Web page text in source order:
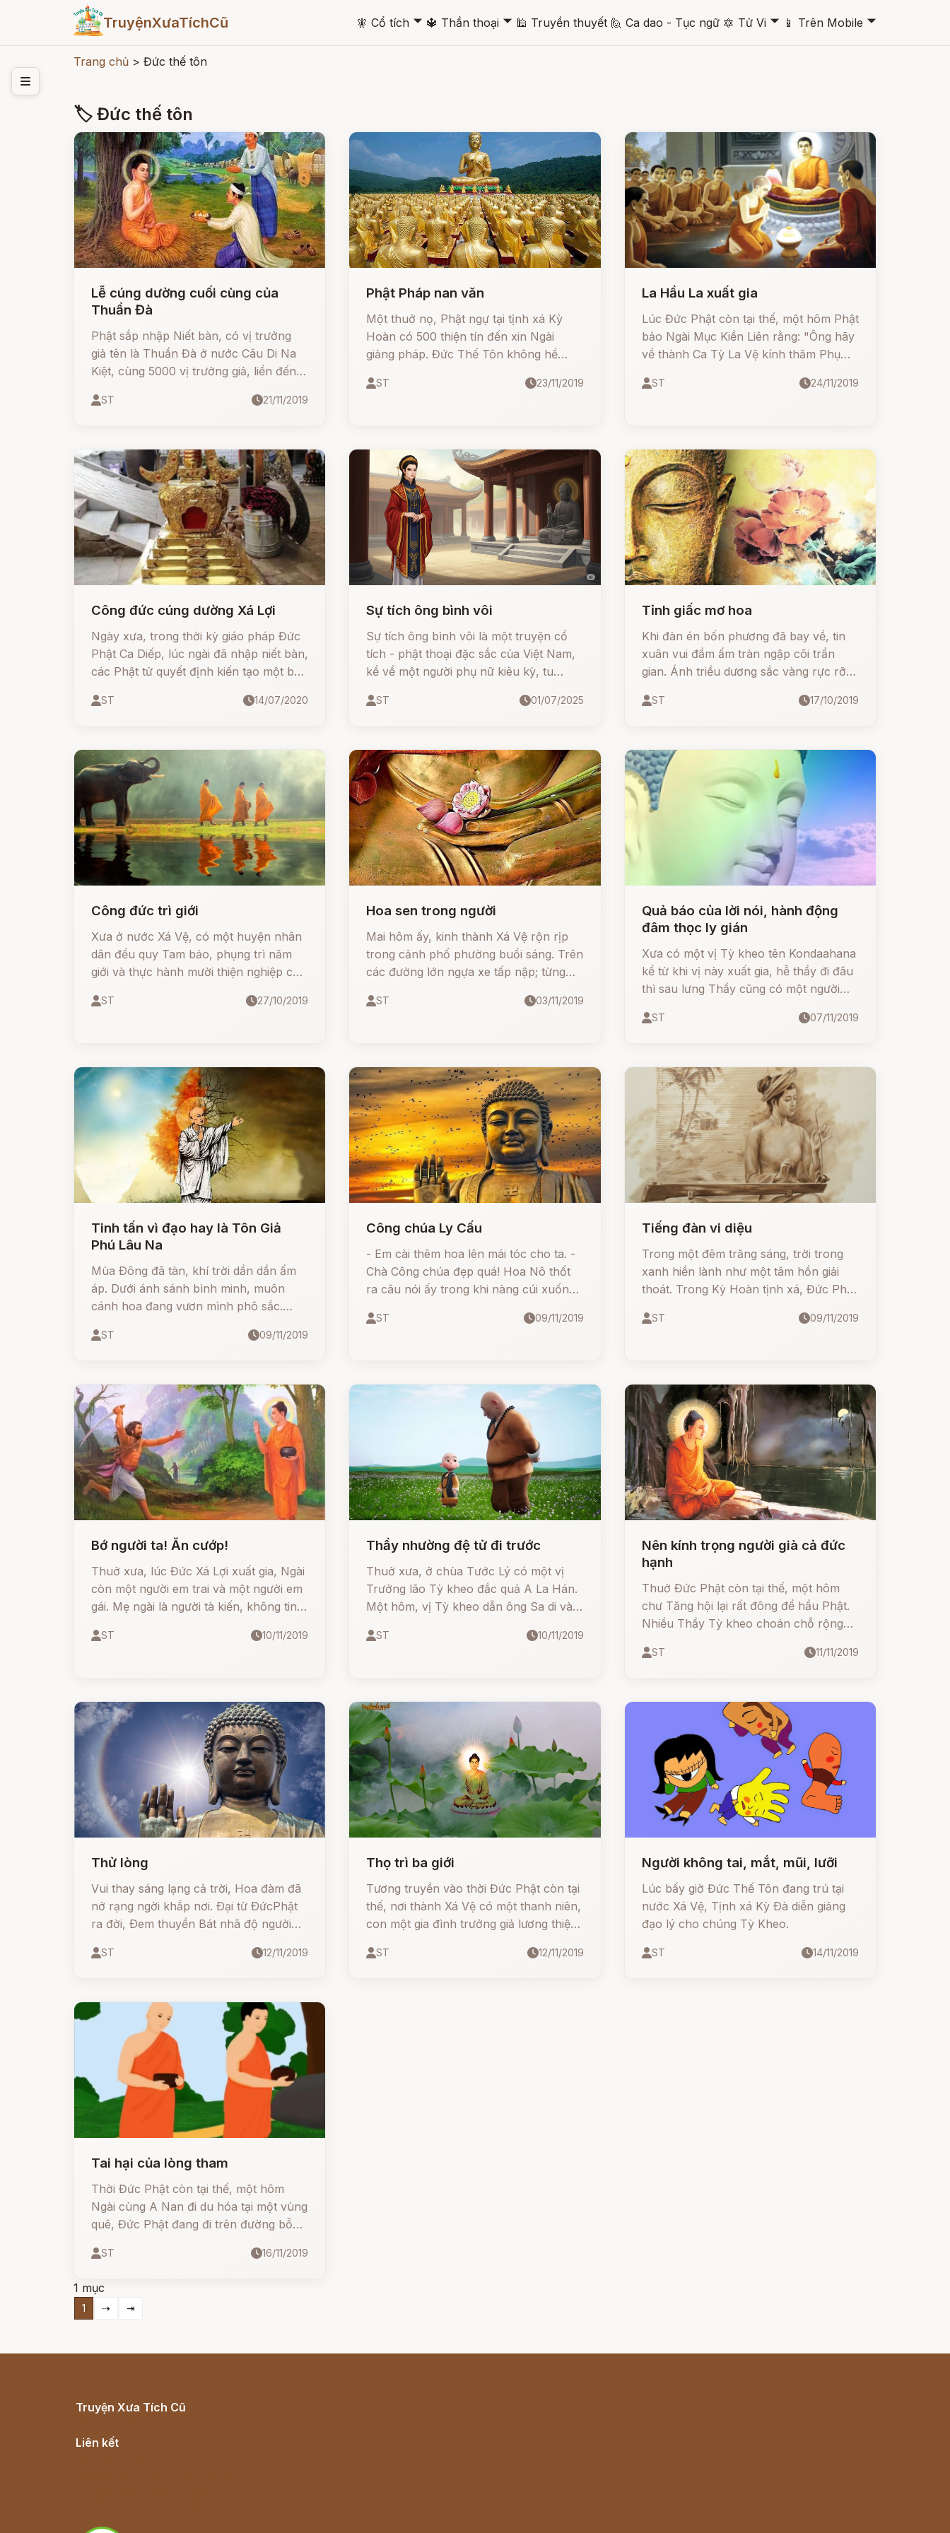
TruyệnXưaTíchCũ 🧚 Cổ tích 🞃 🔱 Thần thoại 🞃 🕌 Truyền thuyết 🙋 Ca dao - Tục ngữ 🔯 Tử Vi 🞃 📱 Trên Mobile 🞃
Trang chủ > Đức thế tôn
🏷 Đức thế tôn
Lễ cúng dường cuối cùng của
Thuần Đà
Phật sắp nhập Niết bàn, có vị trưởng
giả tên là Thuần Đà ở nước Câu Di Na
Kiệt, cùng 5000 vị trưởng giả, liền đến
ST 21/11/2019
Phật Pháp nan văn
Một thuở nọ, Phật ngự tại tịnh xá Kỳ
Hoàn có 500 thiện tín đến xin Ngài
giảng pháp. Đức Thế Tôn không hề
ST 23/11/2019
La Hầu La xuất gia
Lúc Đức Phật còn tại thế, một hôm Phật
bảo Ngài Mục Kiền Liên rằng: "Ông hãy
về thành Ca Tỳ La Vệ kính thăm Phụ
ST 24/11/2019
Công đức cúng dường Xá Lợi
Ngày xưa, trong thời kỳ giáo pháp Đức
Phật Ca Diếp, lúc ngài đã nhập niết bàn,
các Phật tử quyết định kiến tạo một bảo
một do tuần, để tôn thờ Xá Lợi của Ngài.
ST 14/07/2020
Sự tích ông bình vôi
Sự tích ông bình vôi là một truyện cổ
tích - phật thoại đặc sắc của Việt Nam,
kể về một người phụ nữ kiêu kỳ, tu
cay đắng khi hóa thành chiếc bình vôi.
chú tiểu thành tâm, được đức Phật cảm
hóa. Đây là câu chuyện mang đậm màu
sắc giáo dục, răn dạy về nhân quả, lòng
từ bi, sự chân thật và thói kiêu ngạo
trong đời sống tu hành cũng như nhân
gian.
ST 01/07/2025
Tỉnh giấc mơ hoa
Khi đàn én bốn phương đã bay về, tin
xuân vui đầm ấm tràn ngập cõi trần
gian. Ánh triều dương sắc vàng rực rỡ,
sương vẩn màu sửa đục của buổi bình
ST 17/10/2019
Công đức trì giới
Xưa ở nước Xá Vệ, có một huyện nhân
dân đều quy Tam bảo, phụng trì năm
giới và thực hành mười thiện nghiệp của
giờ sát sanh, người uống rượu nấu rượu
ST 27/10/2019
Hoa sen trong người
Mai hôm ấy, kinh thành Xá Vệ rộn rịp
trong cảnh phố phường buổi sáng. Trên
các đường lớn ngựa xe tấp nập; từng
màu sặc sỡ. Các cửa hàng đông nghẹt
ST 03/11/2019
Quả báo của lời nói, hành động
đâm thọc ly gián
Xưa có một vị Tỳ kheo tên Kondaahana
kể từ khi vị này xuất gia, hễ thầy đi đâu
thì sau lưng Thầy cũng có một người
không biết gì cả, nhưng ai ai cũng đều
ST 07/11/2019
Tinh tấn vì đạo hay là Tôn Giả
Phú Lâu Na
Mùa Ðông đã tàn, khí trời dần dần ấm
áp. Dưới ánh sánh bình minh, muôn
cánh hoa đang vươn mình phô sắc.
hát trong trẻo, như để chào mừng ánh
ST 09/11/2019
Công chúa Ly Cấu
- Em cài thêm hoa lên mái tóc cho ta. -
Chà Công chúa đẹp quá! Hoa Nô thốt
ra câu nói ấy trong khi nàng cúi xuống
đôi cẩm hài của Công chúa
ST 09/11/2019
Tiếng đàn vi diệu
Trong một đêm trăng sáng, trời trong
xanh hiền lành như một tâm hồn giải
thoát. Trong Kỳ Hoàn tịnh xá, Đức Phật
quang ngũ sắc tỏa khắp quang Ngài
ST 09/11/2019
Bớ người ta! Ăn cướp!
Thuở xưa, lúc Đức Xá Lợi xuất gia, Ngài
còn một người em trai và một người em
gái. Mẹ ngài là người tà kiến, không tin
Chư Tăng, khi nào em trai Ngài có xin
ST 10/11/2019
Thầy nhường đệ tử đi trước
Thuở xưa, ở chùa Tước Lý có một vị
Trưởng lão Tỳ kheo đắc quả A La Hán.
Một hôm, vị Tỳ kheo dẫn ông Sa di vào
nặng theo sau Thầy.
ST 10/11/2019
Nên kính trọng người già cả đức
hạnh
Thuở Đức Phật còn tại thế, một hôm
chư Tăng hội lại rất đông để hầu Phật.
Nhiều Thầy Tỳ kheo choán chỗ rộng
chỗ. Ðại Đức Xá Lợi Phất đến sau,
ST 11/11/2019
Thử lòng
Vui thay sáng lạng cả trời, Hoa đàm đã
nở rạng ngời khắp nơi. Ðại từ ÐứcPhật
ra đời, Ðem thuyền Bát nhã độ người
Hỡi ai có biết Hồng Ân gần kề Ca di -
ST 12/11/2019
Thọ trì ba giới
Tương truyền vào thời Đức Phật còn tại
thế, nơi thành Xá Vệ có một thanh niên,
con một gia đình trưởng giả lương thiện,
tâm quy y Tam Bảo và xin xuất gia học
ST 12/11/2019
Người không tai, mắt, mũi, lưỡi
Lúc bấy giờ Đức Thế Tôn đang trú tại
nước Xá Vệ, Tịnh xá Kỳ Ðà diễn giảng
đạo lý cho chúng Tỳ Kheo.
ST 14/11/2019
Tai hại của lòng tham
Thời Đức Phật còn tại thế, một hôm
Ngài cùng A Nan đi du hóa tại một vùng
quê, Đức Phật đang đi trên đường bỗng
ST 16/11/2019
1 mục
1 ⇢ ⇥
Truyện Xưa Tích Cũ
Liên kết